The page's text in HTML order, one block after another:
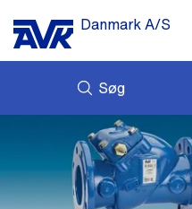
Danmark A/S
Søg
DOWNLOADS
CASES